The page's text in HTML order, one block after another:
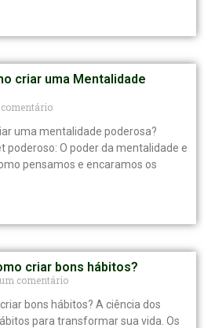
criar uma Mentalidade
uma mentalidade poderosa?
poderoso: O poder da mentalidade e
pensamos e encaramos os
criar bons hábitos?
comentário
bons hábitos? A ciência dos
para transformar sua vida. Os